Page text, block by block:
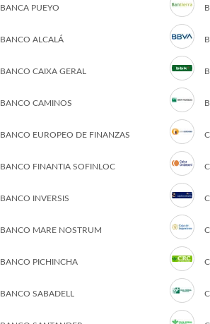
BANCA PUEYO
BANCO ALCALÁ
BANCO CAIXA GERAL
BANCO CAMINOS
BANCO EUROPEO DE FINANZAS
BANCO FINANTIA SOFINLOC
BANCO INVERSIS
BANCO MARE NOSTRUM
BANCO PICHINCHA
BANCO SABADELL